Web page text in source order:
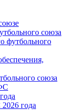
союза
футбольного
союза
года